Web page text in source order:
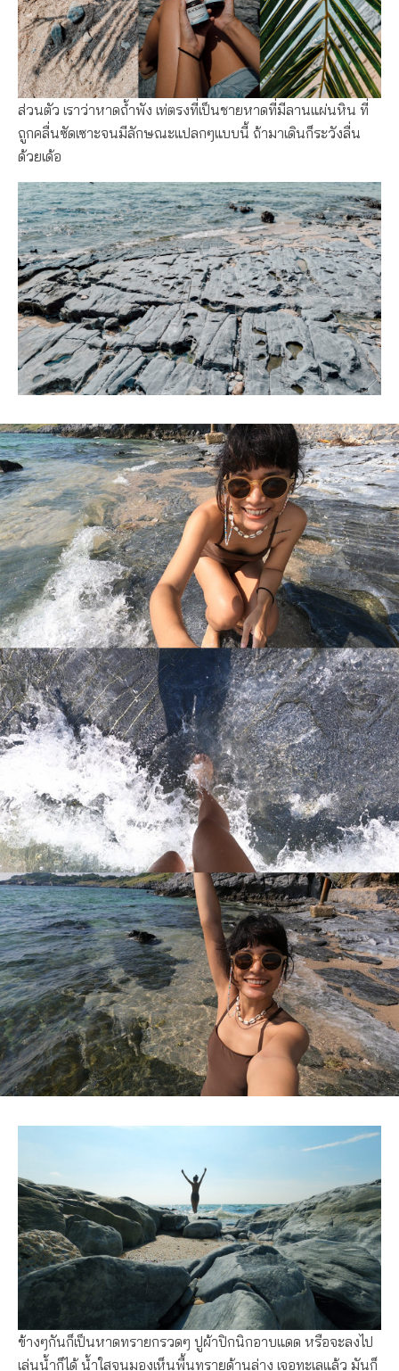
ส่วนตัว เราว่าหาดถ้ำพัง เท่ตรงที่เป็นชายหาดที่มีลานแผ่นหิน ที่
ถูกคลื่นซัดเซาะจนมีลักษณะแปลกๆแบบนี้ ถ้ามาเดินก็ระวังลื่น
ด้วยเด้อ
ข้างๆกันก็เป็นหาดทรายกรวดๆ ปูผ้าปิกนิกอาบแดด หรือจะลงไป
เล่นน้ำก็ได้ น้ำใสจนมองเห็นพื้นทรายด้านล่าง เจอทะเลแล้ว มันก็